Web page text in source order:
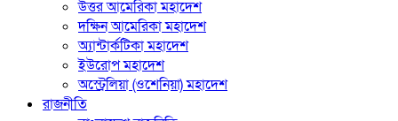
উত্তর আমেরিকা মহাদেশ
দক্ষিন আমেরিকা মহাদেশ
অ্যান্টার্কটিকা মহাদেশ
ইউরোপ মহাদেশ
অস্ট্রেলিয়া (ওশেনিয়া) মহাদেশ
রাজনীতি